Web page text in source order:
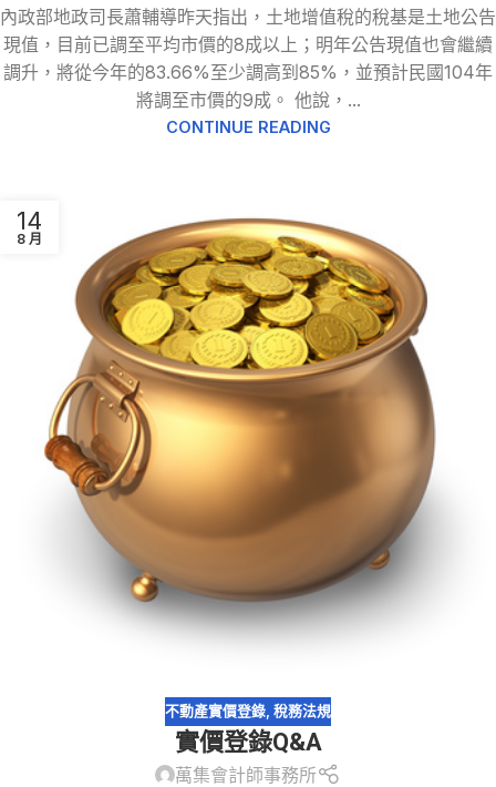
內政部地政司長蕭輔導昨天指出，土地增值稅的稅基是土地公告
現值，目前已調至平均市價的8成以上；明年公告現值也會繼續
調升，將從今年的83.66%至少調高到85%，並預計民國104年
將調至市價的9成。 他說，...
CONTINUE READING
14
8 月
不動產實價登錄 稅務法規
實價登錄Q&A
萬集會計師事務所